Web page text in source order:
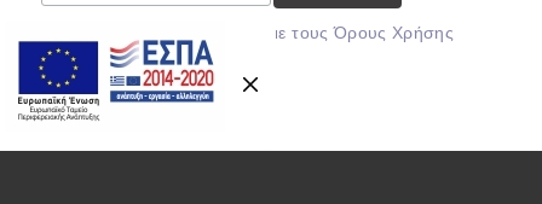
Mε την εγγραφή συμφωνείτε με τουςΌρους Χρήσης